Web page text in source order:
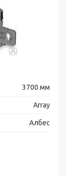
3700 мм
Array
Албес